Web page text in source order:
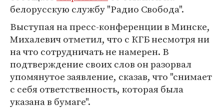
белорусскую службу "Радио Свобода".
Выступая на пресс-конференции в Минске,
Михалевич отметил, что с КГБ несмотря ни
на что сотрудничать не намерен. В
подтверждение своих слов он разорвал
упомянутое заявление, сказав, что "снимает
с себя ответственность, которая была
указана в бумаге".